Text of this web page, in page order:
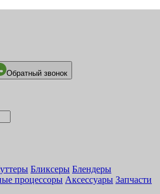
Обратный звонок
Бликсеры Блендеры
процессоры Аксессуары Запчасти